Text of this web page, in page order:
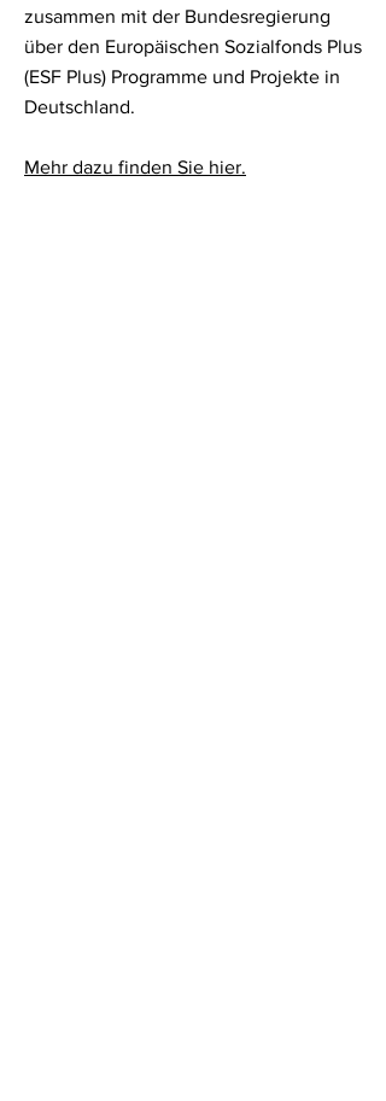
zusammen mit der Bundesregierung
über den Europäischen Sozialfonds Plus
(ESF Plus) Programme und Projekte in
Deutschland.
Mehr dazu finden Sie hier.